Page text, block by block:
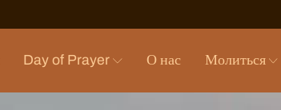
Day of Prayer О нас Молиться